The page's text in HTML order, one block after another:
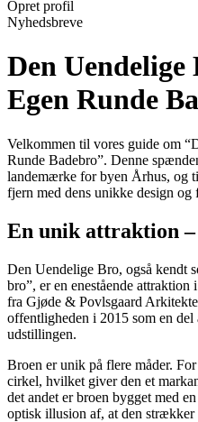
Opret profil
Nyhedsbreve
Den Uendelige
Egen Runde
Velkommen til vores guide om
Runde Badebro”. Denne
landemærke for byen Århus, og
fjern med dens unikke design og
En unik attraktion
Den Uendelige Bro, også kendt
bro”, er en enestående
fra Gjøde & Povlsgaard
offentligheden i 2015 som en del
udstillingen.
Broen er unik på flere måder.
cirkel, hvilket giver den et
det andet er broen bygget med
optisk illusion af, at den